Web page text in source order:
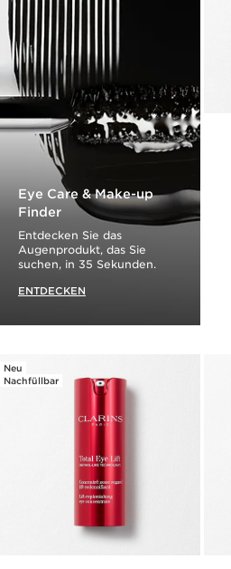
Eye Care & Make-up
Finder
Entdecken Sie das
Augenprodukt, das Sie
suchen, in 35 Sekunden.
ENTDECKEN
Neu
Nachfüllbar